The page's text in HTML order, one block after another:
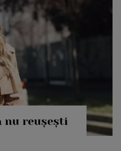
nu reușești